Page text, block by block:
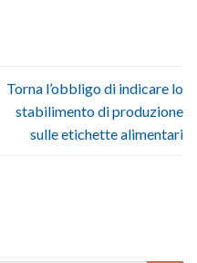
Torna l’obbligo di indicare lo
stabilimento di produzione
sulle etichette alimentari